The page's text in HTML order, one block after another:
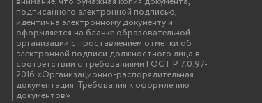
подписанного электронной подписью,
идентична электронному документу и
оформляется на бланке образовательной
организации с проставлением отметки об
электронной подписи должностного лица в
соответствии с требованиями ГОСТ Р 7.0.97-
2016 «Организационно-распорядительная
документация. Требования к оформлению
документов»